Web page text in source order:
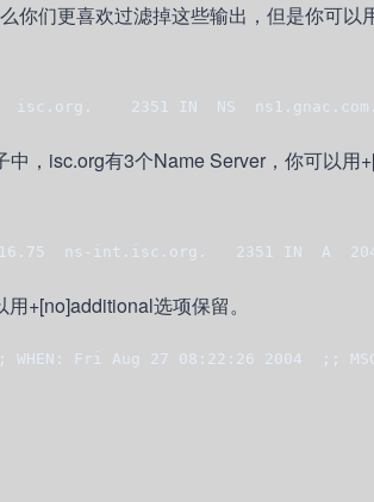
你们更喜欢过滤掉这些输出，但是你可以
2351 IN  NS
，isc.org有3个Name Server，你可以用
ns-int.isc.org.   2351 IN  A
+[no]additional选项保留。
Fri Aug 27 08:22:26 2004  ;;